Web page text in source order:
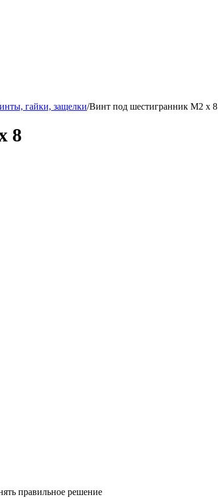
гайки, защелки/Винт под шестигранник М2 х 8
8
правильное решение